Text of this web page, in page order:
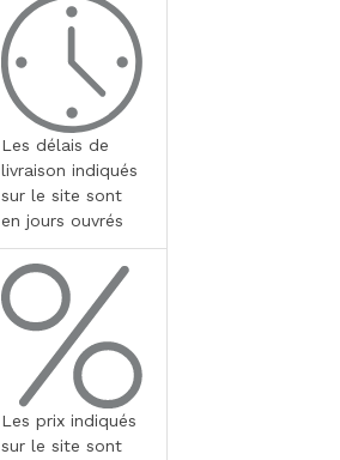
Les délais de
livraison indiqués
sur le site sont
en jours ouvrés
Les prix indiqués
sur le site sont